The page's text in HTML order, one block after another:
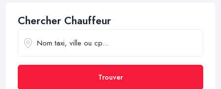
Chercher Chauffeur
Trouver